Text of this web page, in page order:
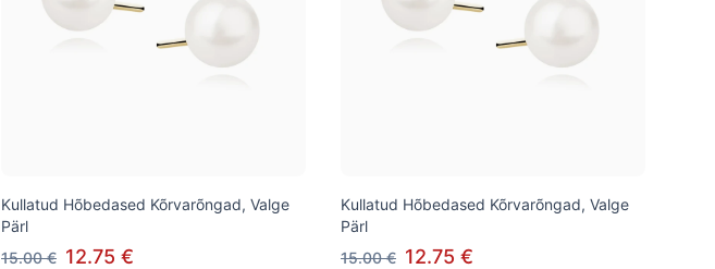
Kullatud Hõbedased Kõrvarõngad, Valge
Pärl
15.00 € 12.75 €
Kullatud Hõbedased Kõrvarõngad, Valge
Pärl
15.00 € 12.75 €